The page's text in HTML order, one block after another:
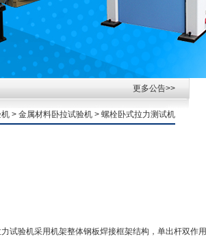
更多公告>>
> 金属材料卧拉试验机 > 螺栓卧式拉力测试机
试验机采用机架整体钢板焊接框架结构，单出杆双作用